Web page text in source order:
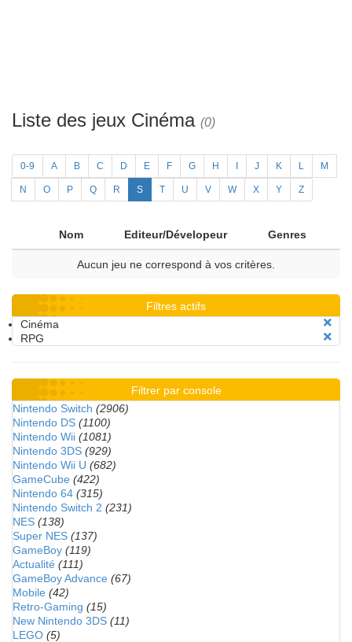
Liste des jeux Cinéma (0)
0-9 A B C D E F G H J K L M
N O P Q R S T U V W X Y Z
Nom Editeur/Dévelopeur Genres
Aucun jeu ne correspond à vos critères.
Filtres actifs
Cinéma
RPG
Filtrer par console
Nintendo Switch (2906)
Nintendo DS (1100)
Nintendo Wii (1081)
Nintendo 3DS (929)
Nintendo Wii U (682)
GameCube (422)
Nintendo 64 (315)
Nintendo Switch 2 (231)
NES (138)
Super NES (137)
GameBoy (119)
Actualité (111)
GameBoy Advance (67)
Mobile (42)
Retro-Gaming (15)
New Nintendo 3DS (11)
LEGO (5)